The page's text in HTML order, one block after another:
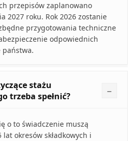
przepisów zaplanowano
2027 roku. Rok 2026 zostanie
przygotowania techniczne
odpowiednich
stażu
trzeba spełnić?
o to świadczenie muszą
okresów składkowych i